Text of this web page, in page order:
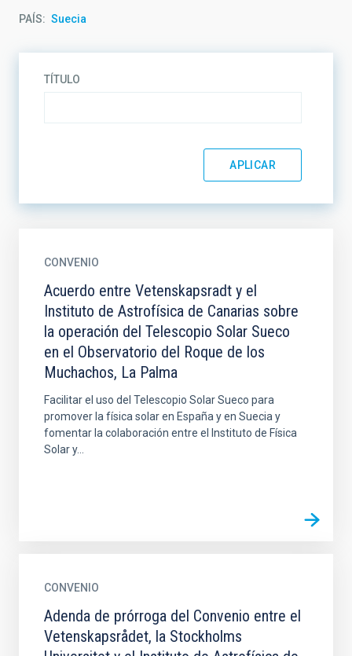
PAÍS Suecia
TÍTULO
CONVENIO
Acuerdo entre Vetenskapsradt y el
Instituto de Astrofísica de Canarias sobre
la operación del Telescopio Solar Sueco
en el Observatorio del Roque de los
Muchachos, La Palma
Facilitar el uso del Telescopio Solar Sueco para
promover la física solar en España y en Suecia y
fomentar la colaboración entre el Instituto de Física
Solar y...
CONVENIO
Adenda de prórroga del Convenio entre el
Vetenskapsrådet, la Stockholms